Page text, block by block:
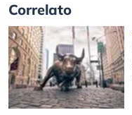
Correlato